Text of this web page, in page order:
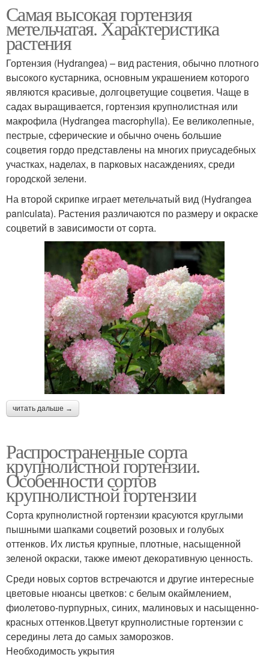
Самая высокая гортензия
метельчатая. Характеристика
растения
Гортензия (Hydrangea) – вид растения, обычно плотного
высокого кустарника, основным украшением которого
являются красивые, долгоцветущие соцветия. Чаще в
садах выращивается, гортензия крупнолистная или
макрофила (Hydrangea macrophylla). Ее великолепные,
пестрые, сферические и обычно очень большие
соцветия гордо представлены на многих приусадебных
участках, наделах, в парковых насаждениях, среди
городской зелени.
На второй скрипке играет метельчатый вид (Hydrangea
paniculata). Растения различаются по размеру и окраске
соцветий в зависимости от сорта.
читать дальше →
Распространенные сорта
крупнолистной гортензии.
Особенности сортов
крупнолистной гортензии
Сорта крупнолистной гортензии красуются круглыми
пышными шапками соцветий розовых и голубых
оттенков. Их листья крупные, плотные, насыщенной
зеленой окраски, также имеют декоративную ценность.
Среди новых сортов встречаются и другие интересные
цветовые нюансы цветков: с белым окаймлением,
фиолетово-пурпурных, синих, малиновых и насыщенно-
красных оттенков.Цветут крупнолистные гортензии с
середины лета до самых заморозков.
Необходимость укрытия